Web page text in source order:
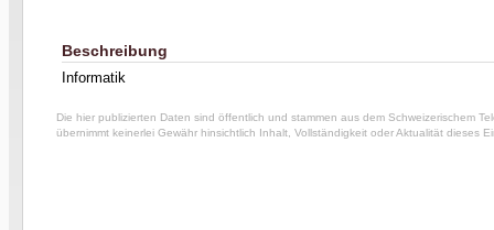
Beschreibung
Informatik
Die hier publizierten Daten sind öffentlich und stammen aus dem Schweizerischem
übernimmt keinerlei Gewähr hinsichtlich Inhalt, Vollständigkeit oder Aktualität dieses